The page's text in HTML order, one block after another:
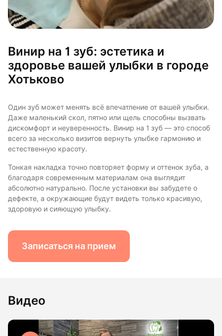
Винир на 1 зуб: эстетика и
здоровье вашей улыбки в городе
Хотьково
Один зуб может менять всё впечатление от вашей улыбки.
Даже маленький скол, пятно или щель способны вызвать
дискомфорт и неуверенность. Винир на 1 зуб — это способ
всего за несколько визитов вернуть улыбке гармонию и
естественную красоту.
Тонкая накладка точно повторяет форму и оттенок зуба, а
благодаря современным материалам она выглядит
абсолютно натурально. После установки вы забудете о
дефекте, а окружающие будут видеть только красивую,
здоровую и сияющую улыбку.
Записаться на прием
Видео